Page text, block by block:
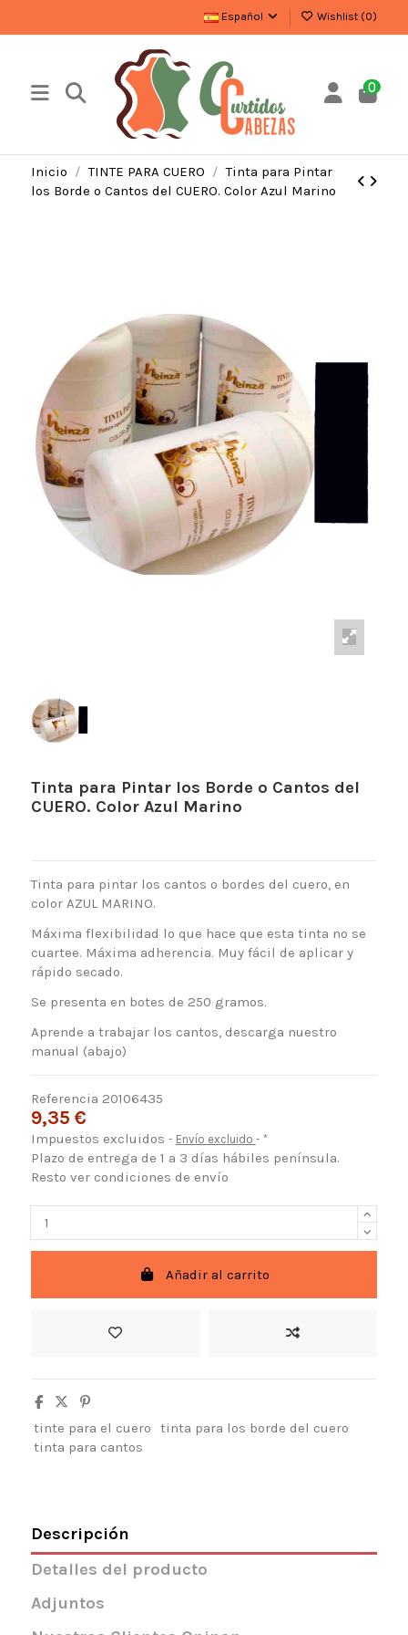
Español Wishlist (0)
0
Inicio TINTE PARA CUERO
Tinta para Pintar
los Borde o Cantos del CUERO. Color Azul Marino
Tinta para Pintar los Borde o Cantos del
CUERO. Color Azul Marino
Tinta para pintar los cantos o bordes del cuero, en
color AZUL MARINO.
Máxima flexibilidad lo que hace que esta tinta no se
cuartee. Máxima adherencia. Muy fácil de aplicar y
rápido secado.
Se presenta en botes de 250 gramos.
Aprende a trabajar los cantos, descarga nuestro
manual (abajo)
Referencia 20106435
9,35 €
Impuestos excluidos Envío excluido *
Plazo de entrega de 1 a 3 días hábiles península.
Resto ver condiciones de envío
Añadir al carrito
tinte para el cuero
tinta para los borde del cuero
tinta para cantos
Descripción
Detalles del producto
Adjuntos